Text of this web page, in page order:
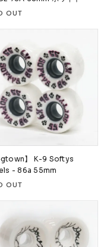
OUT
】 K-9 Softys
- 86a 55mm
OUT